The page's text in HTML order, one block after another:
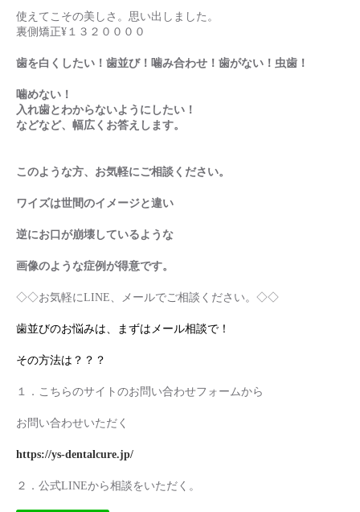
使えてこその美しさ。思い出しました。
裏側矯正¥１３２００００
歯を白くしたい！歯並び！噛み合わせ！歯がない！虫歯！
噛めない！
入れ歯とわからないようにしたい！
などなど、幅広くお答えします。
このような方、お気軽にご相談ください。
ワイズは世間のイメージと違い
逆にお口が崩壊しているような
画像のような症例が得意です。
◇◇お気軽にLINE、メールでご相談ください。◇◇
歯並びのお悩みは、まずはメール相談で！
その方法は？？？
１．こちらのサイトのお問い合わせフォームから
お問い合わせいただく
https://ys-dentalcure.jp/
２．公式LINEから相談をいただく。